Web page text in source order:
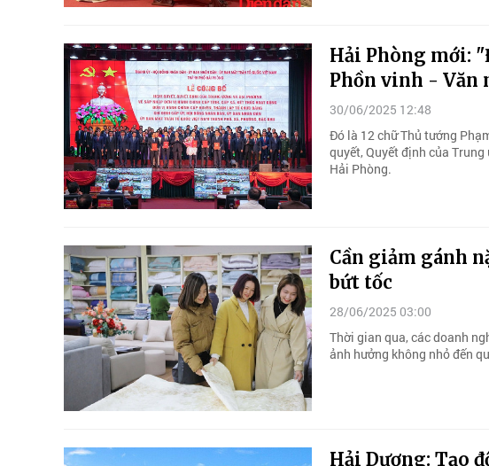
Hải Phòng mới:
Phồn vinh - Văn
30/06/2025 12:48
Đó là 12 chữ Thủ tướng
quyết, Quyết định của
Hải Phòng.
Cần giảm gánh
bứt tốc
28/06/2025 03:00
Thời gian qua, các doanh
ảnh hưởng không nhỏ đến
Hải Dương: Tạo